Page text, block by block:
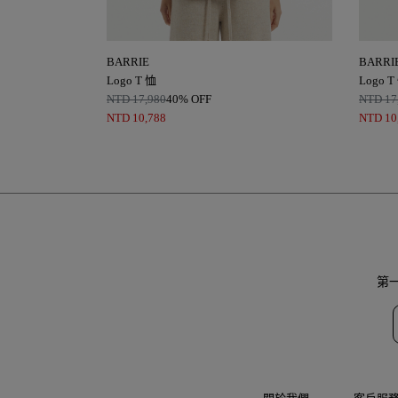
BARRIE
Logo T 恤
NTD 17,98040% OFF
NTD 10,788
Logo T
NTD
NTD
第